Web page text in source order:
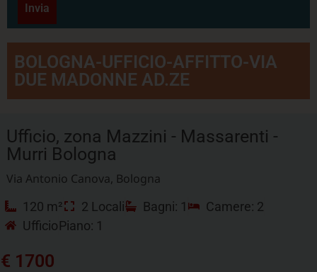
Invia
BOLOGNA-UFFICIO-AFFITTO-VIA
DUE MADONNE AD.ZE
Ufficio, zona Mazzini - Massarenti -
Murri Bologna
Via Antonio Canova, Bologna
120 m² 2 Locali Bagni: 1
Camere: 2
UfficioPiano: 1
€ 1700